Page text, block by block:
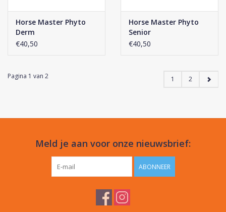
Horse Master Phyto
Derm
€40,50
Horse Master Phyto
Senior
€40,50
Pagina 1 van 2 1 2
Meld je aan voor onze nieuwsbrief:
ABONNEER